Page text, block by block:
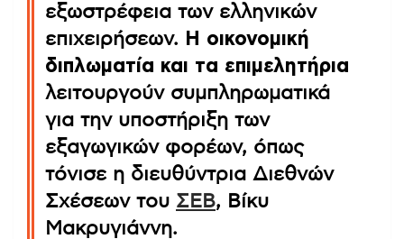
εξωστρέφεια των ελληνικών
επιχειρήσεων. Η οικονομική
διπλωματία και τα επιμελητήρια
λειτουργούν συμπληρωματικά
για την υποστήριξη των
εξαγωγικών φορέων, όπως
τόνισε η διευθύντρια Διεθνών
Σχέσεων του ΣΕΒ, Βίκυ
Μακρυγιάννη.